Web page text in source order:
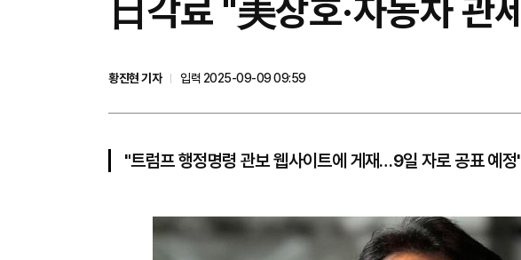
日각료 "美상호·자동차 관
황진현 기자
입력 2025-09-09 09:59
"트럼프 행정명령 관보 웹사이트에 게재…9일 자로 공표 예